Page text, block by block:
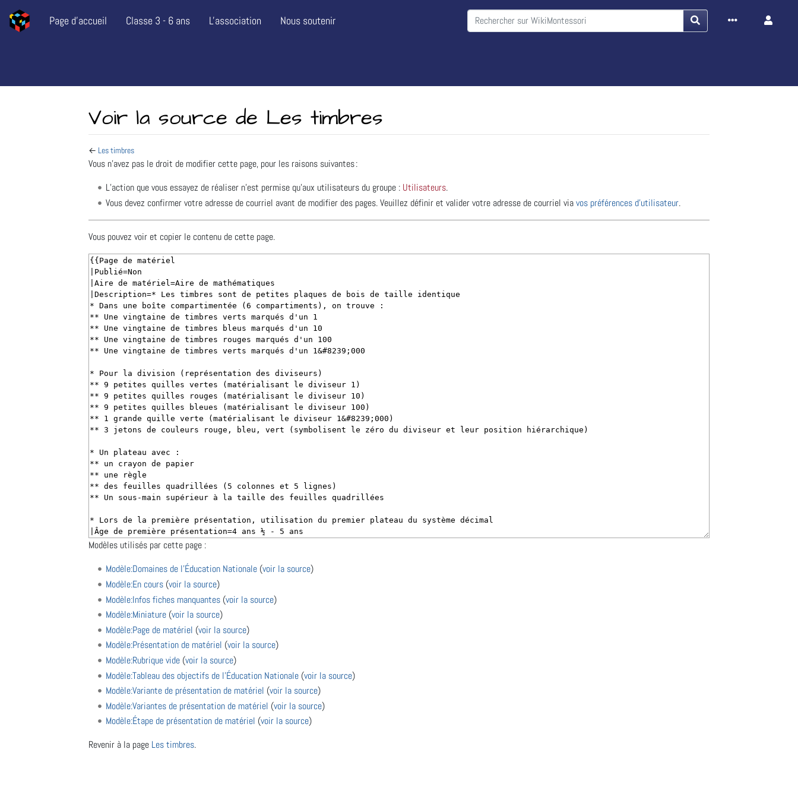
Page d’accueil Classe 3 - 6 ans L'association Nous soutenir
Voir la source de Les timbres
← Les timbres
Aller à :navigation, rechercher
Vous n’avez pas le droit de modifier cette page, pour les raisons suivantes :
L’action que vous essayez de réaliser n’est permise qu’aux utilisateurs du groupe : Utilisateurs.
Vous devez confirmer votre adresse de courriel avant de modifier des pages. Veuillez définir et valider votre adresse de courriel viavos préférences d’utilisateur.
Vous pouvez voir et copier le contenu de cette page.
Modèles utilisés par cette page :
Modèle:Domaines de l'Éducation Nationale(voir la source)
Modèle:En cours(voir la source)
Modèle:Infos fiches manquantes(voir la source)
Modèle:Miniature(voir la source)
Modèle:Page de matériel (voir la source)
Modèle:Présentation de matériel (voir la source)
Modèle:Rubrique vide(voir la source)
Modèle:Tableau des objectifs de l'Éducation Nationale(voir la source)
Modèle:Variante de présentation de matériel (voir la source)
Modèle:Variantes de présentation de matériel (voir la source)
Modèle:Étape de présentation de matériel (voir la source)
Revenir à la page Les timbres.